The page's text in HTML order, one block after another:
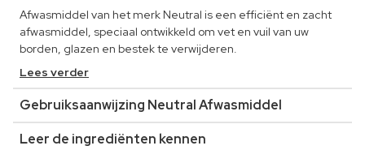
Afwasmiddel van het merk Neutral is een efficiënt en zacht
afwasmiddel, speciaal ontwikkeld om vet en vuil van uw
borden, glazen en bestek te verwijderen.
Lees verder
Gebruiksaanwijzing Neutral Afwasmiddel
Leer de ingrediënten kennen